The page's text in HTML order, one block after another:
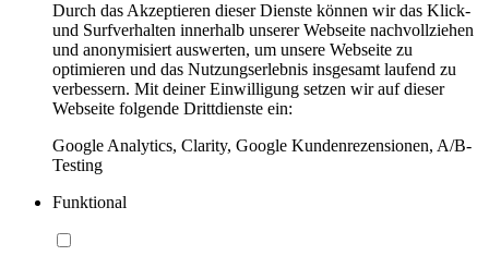
Durch das Akzeptieren dieser Dienste können wir das Klick-
und Surfverhalten innerhalb unserer Webseite nachvollziehen
und anonymisiert auswerten, um unsere Webseite zu
optimieren und das Nutzungserlebnis insgesamt laufend zu
verbessern. Mit deiner Einwilligung setzen wir auf dieser
Webseite folgende Drittdienste ein:
Google Analytics, Clarity, Google Kundenrezensionen, A/B-
Testing
Funktional